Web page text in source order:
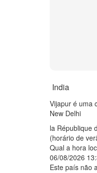
India
Vijapur é uma
New Delhi
la République
(horário de
Qual a hora
06/08/2026
Este país não